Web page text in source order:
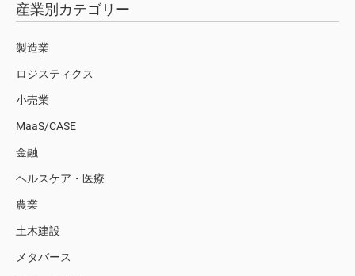
産業別カテゴリー
製造業
ロジスティクス
小売業
MaaS/CASE
金融
ヘルスケア・医療
農業
土木建設
メタバース